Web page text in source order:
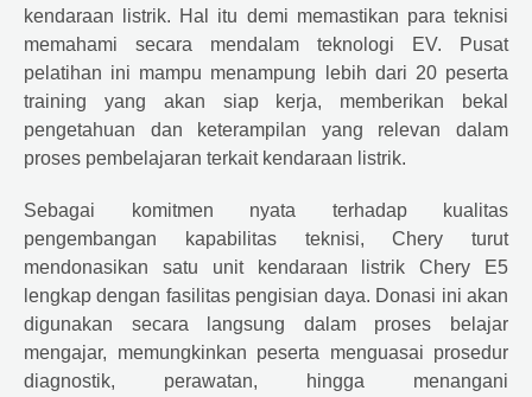
kendaraan listrik. Hal itu demi memastikan para teknisi
memahami secara mendalam teknologi EV. Pusat
pelatihan ini mampu menampung lebih dari 20 peserta
training yang akan siap kerja, memberikan bekal
pengetahuan dan keterampilan yang relevan dalam
proses pembelajaran terkait kendaraan listrik.
Sebagai komitmen nyata terhadap kualitas
pengembangan kapabilitas teknisi, Chery turut
mendonasikan satu unit kendaraan listrik Chery E5
lengkap dengan fasilitas pengisian daya. Donasi ini akan
digunakan secara langsung dalam proses belajar
mengajar, memungkinkan peserta menguasai prosedur
diagnostik, perawatan, hingga menangani